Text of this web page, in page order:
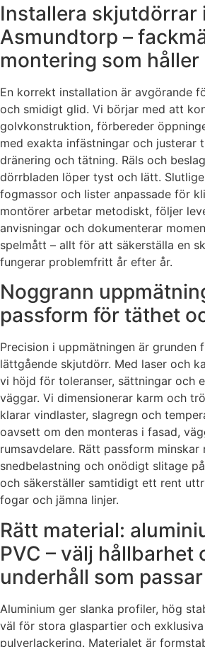
Installera skjutdörrar
Asmundtorp –
montering som håller
En korrekt installation är avgörande
och smidigt glid. Vi börjar med att
golvkonstruktion, förbereder
med exakta infästningar och justerar
dränering och tätning. Räls och
dörrbladen löper tyst och lätt.
fogmassor och lister anpassade för
montörer arbetar metodiskt, följer
anvisningar och dokumenterar
spelmått – allt för att säkerställa en
fungerar problemfritt år efter år.
Noggrann
passform för täthet
Precision i uppmätningen är grunden
lättgående skjutdörr. Med laser och
vi höjd för toleranser, sättningar och
väggar. Vi dimensionerar karm och
klarar vindlaster, slagregn och
oavsett om den monteras i fasad,
rumsavdelare. Rätt passform minskar
snedbelastning och onödigt slitage
och säkerställer samtidigt ett rent
fogar och jämna linjer.
Rätt material:
PVC – välj hållbarhet
underhåll som passar
Aluminium ger slanka profiler, hög
väl för stora glaspartier och
pulverlackering. Materialet är